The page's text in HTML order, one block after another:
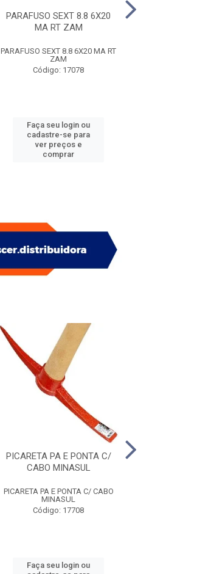
PARAFUSO SEXT 8.8 6X20
MA RT ZAM
PARAFUSO SEXT 8.8 6X20 MA RT
ZAM
Código: 17078
Faça seu login ou
cadastre-se para
ver preços e
comprar
PICARETA PA E PONTA C/
CABO MINASUL
PICARETA PA E PONTA C/ CABO
MINASUL
Código: 17708
Faça seu login ou